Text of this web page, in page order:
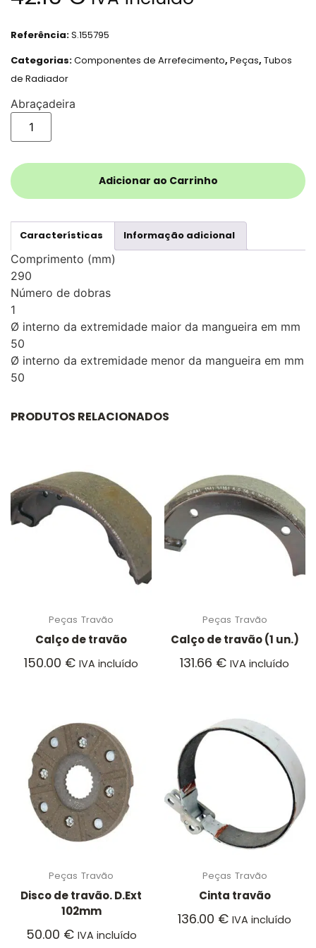
Referência:S.155795
Categorias:Componentes de Arrefecimento, Peças, Tubos
de Radiador
Abraçadeira
Adicionar ao Carrinho
Características Informação adicional
Comprimento (mm)
290
Número de dobras
1
Ø interno da extremidade maior da mangueira em mm
50
Ø interno da extremidade menor da mangueira em mm
50
PRODUTOS RELACIONADOS
Peças Travão
Calço de travão
150.00 € IVA incluído
Peças Travão
Calço de travão (1 un.)
131.66 € IVA incluído
Peças Travão
Disco de travão. D.Ext
102mm
50.00 € IVA incluído
Peças Travão
Cinta travão
136.00 € IVA incluído